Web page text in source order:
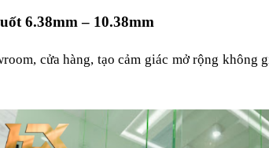
6.38mm – 10.38mm
cửa hàng, tạo cảm giác mở rộng